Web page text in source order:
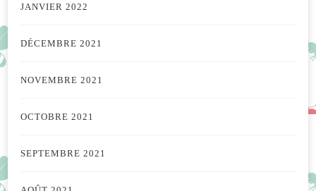
JANVIER 2022
DÉCEMBRE 2021
NOVEMBRE 2021
OCTOBRE 2021
SEPTEMBRE 2021